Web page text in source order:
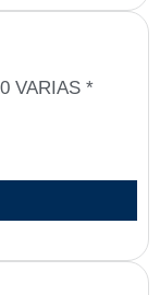
VARIAS *